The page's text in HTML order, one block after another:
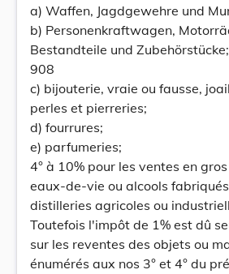
a) Waffen, Jagdgewehre und
b) Personenkraftwagen,
Bestandteile und Zubehörstücke;
908
c) bijouterie, vraie ou fausse,
perles et pierreries;
d) fourrures;
e) parfumeries;
4° à 10% pour les ventes en
eaux-de-vie ou alcools
distilleries agricoles ou
Toutefois l'impôt de 1% est dû
sur les reventes des objets ou
énumérés aux nos 3° et 4° du